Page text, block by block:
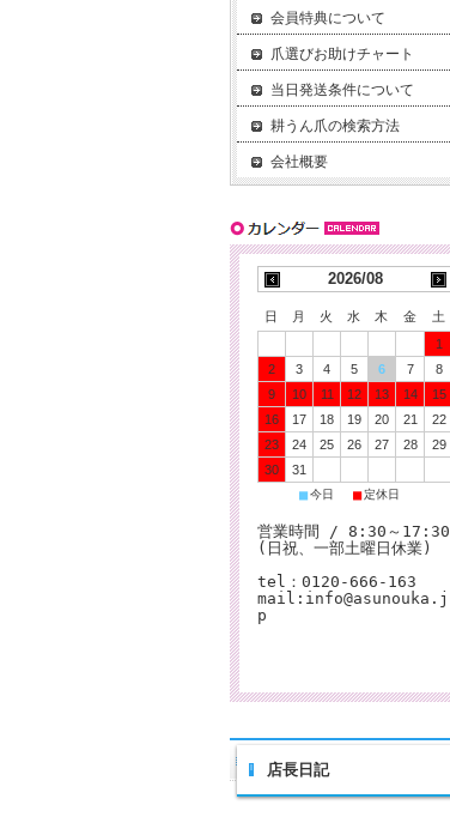
会員特典について
爪選びお助けチャート
当日発送条件について
耕うん爪の検索方法
会社概要
2026/08
日 月 火 水 木 金
土
1
2
3 4 5 6 7
8
9
10 11 12 13 14
15
16
17 18 19 20 21
22
23
24 25 26 27 28
29
30
31
■今日 ■定休日
営業時間 / 8:30～17:30
(日祝、一部土曜日休業)
tel：0120-666-163
mail:info@asunouka.j
p
店長日記